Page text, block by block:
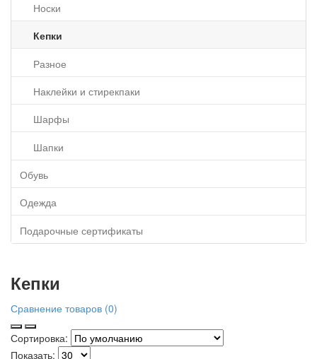
Носки
Кепки
Разное
Наклейки и стирекпаки
Шарфы
Шапки
Обувь
Одежда
Подарочные сертификаты
Кепки
Сравнение товаров (0)
Сортировка:
Показать: